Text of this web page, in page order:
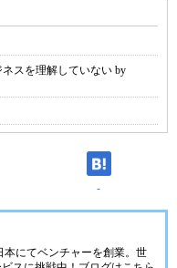
スを理解していない by
-
本にてベンチャーを創業。世